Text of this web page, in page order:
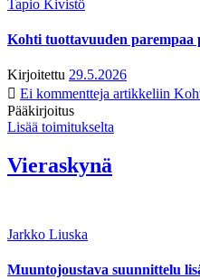
Tapio Kivistö
Kohti tuottavuuden parempaa
Kirjoitettu 29.5.2026
Ei kommentteja artikkeliin
Pääkirjoitus
Lisää toimitukselta
Vieraskynä
Jarkko Liuska
Muuntojoustava suunnittelu